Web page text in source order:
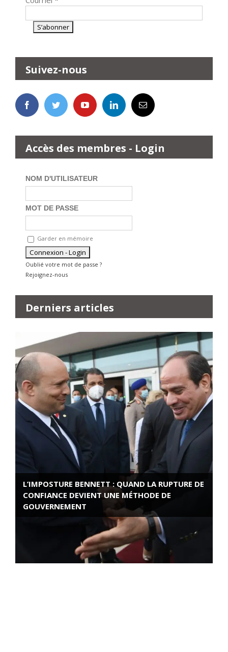
Suivez-nous
Accès des membres - Login
NOM D'UTILISATEUR
MOT DE PASSE
Garder en mémoire
Oublié votre mot de passe ?
Rejoignez-nous
Derniers articles
L’IMPOSTURE BENNETT : QUAND LA RUPTURE DE
CONFIANCE DEVIENT UNE MÉTHODE DE
GOUVERNEMENT
ROSE VALLAND, HEROÏNE DE LA RESISTANCE